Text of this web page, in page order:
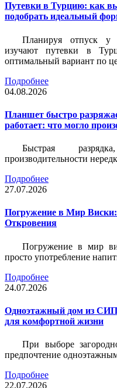
Путевки в Турцию: как
подобрать идеальный
Планируя отпуск у
изучают путевки в
оптимальный вариант по
Подробнее
04.08.2026
Планшет быстро
работает: что могло
Быстрая
производительности
Подробнее
27.07.2026
Погружение в Мир Виски:
Откровения
Погружение в мир
просто употребление
Подробнее
24.07.2026
Одноэтажный дом из
для комфортной жизни
При выборе
предпочтение
Подробнее
22.07.2026